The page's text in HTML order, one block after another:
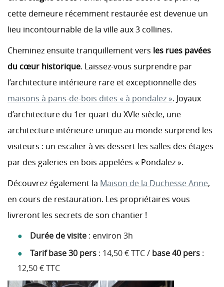
cette demeure récemment restaurée est devenue un
lieu incontournable de la ville aux 3 collines.
Cheminez ensuite tranquillement vers les rues pavées
du cœur historique. Laissez-vous surprendre par
l’architecture intérieure rare et exceptionnelle des
maisons à pans-de-bois dites « à pondalez ». Joyaux
d’architecture du 1er quart du XVIe siècle, une
architecture intérieure unique au monde surprend les
visiteurs : un escalier à vis dessert les salles des étages
par des galeries en bois appelées « Pondalez ».
Découvrez également la Maison de la Duchesse Anne,
en cours de restauration. Les propriétaires vous
livreront les secrets de son chantier !
Durée de visite : environ 3h
Tarif base 30 pers : 14,50 € TTC / base 40 pers :
12,50 € TTC